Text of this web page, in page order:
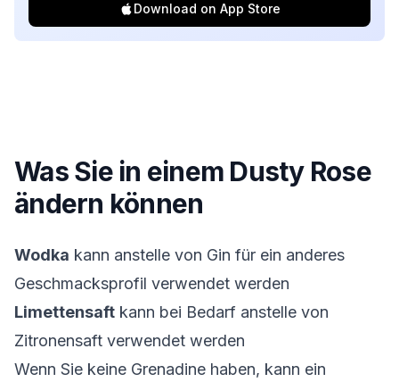
Download on App Store
Was Sie in einem Dusty Rose
ändern können
Wodka kann anstelle von Gin für ein anderes
Geschmacksprofil verwendet werden
Limettensaft kann bei Bedarf anstelle von
Zitronensaft verwendet werden
Wenn Sie keine Grenadine haben, kann ein